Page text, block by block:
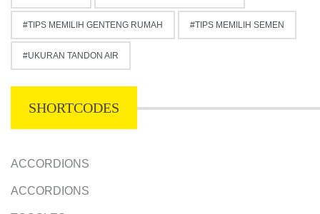
TIPS MEMILIH GENTENG RUMAH TIPS MEMILIH SEMEN
UKURAN TANDON AIR
SHORTCODES
ACCORDIONS
ACCORDIONS